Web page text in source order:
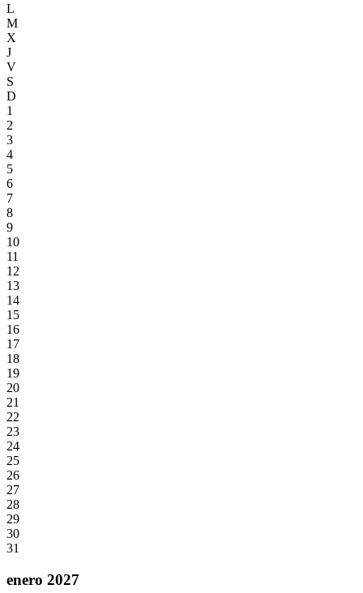
L
M
X
J
V
S
D
1
2
3
4
5
6
7
8
9
10
11
12
13
14
15
16
17
18
19
20
21
22
23
24
25
26
27
28
29
30
31
enero 2027